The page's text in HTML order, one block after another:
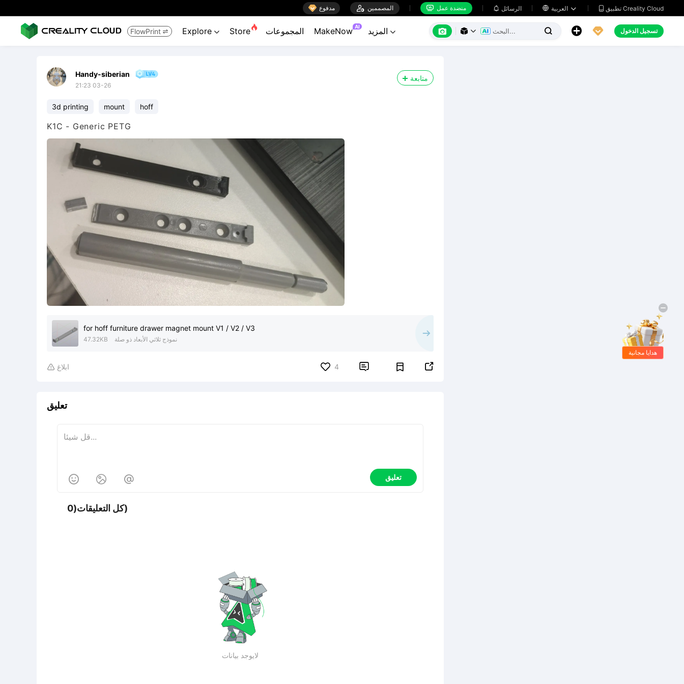
 مدفوع  المصممين  منضدة عمل  الرسائل    تطبيق Creality Cloud
FlowPrint  Explore  Store المجموعات MakeNow AI
       تسجيل الدخول
Handy-siberian
21:23 03-26
متابعة
3d printing mount hoff
K1C - Generic PETG
for hoff furniture drawer magnet mount V1 / V2 / V3
47.32KB نموذج ثلاثي الأبعاد ذو صلة
 ابلاغ 4  
تعليق
   تعليق
كل التعليقات(0)
لايوجد بيانات
هدايا مجانية